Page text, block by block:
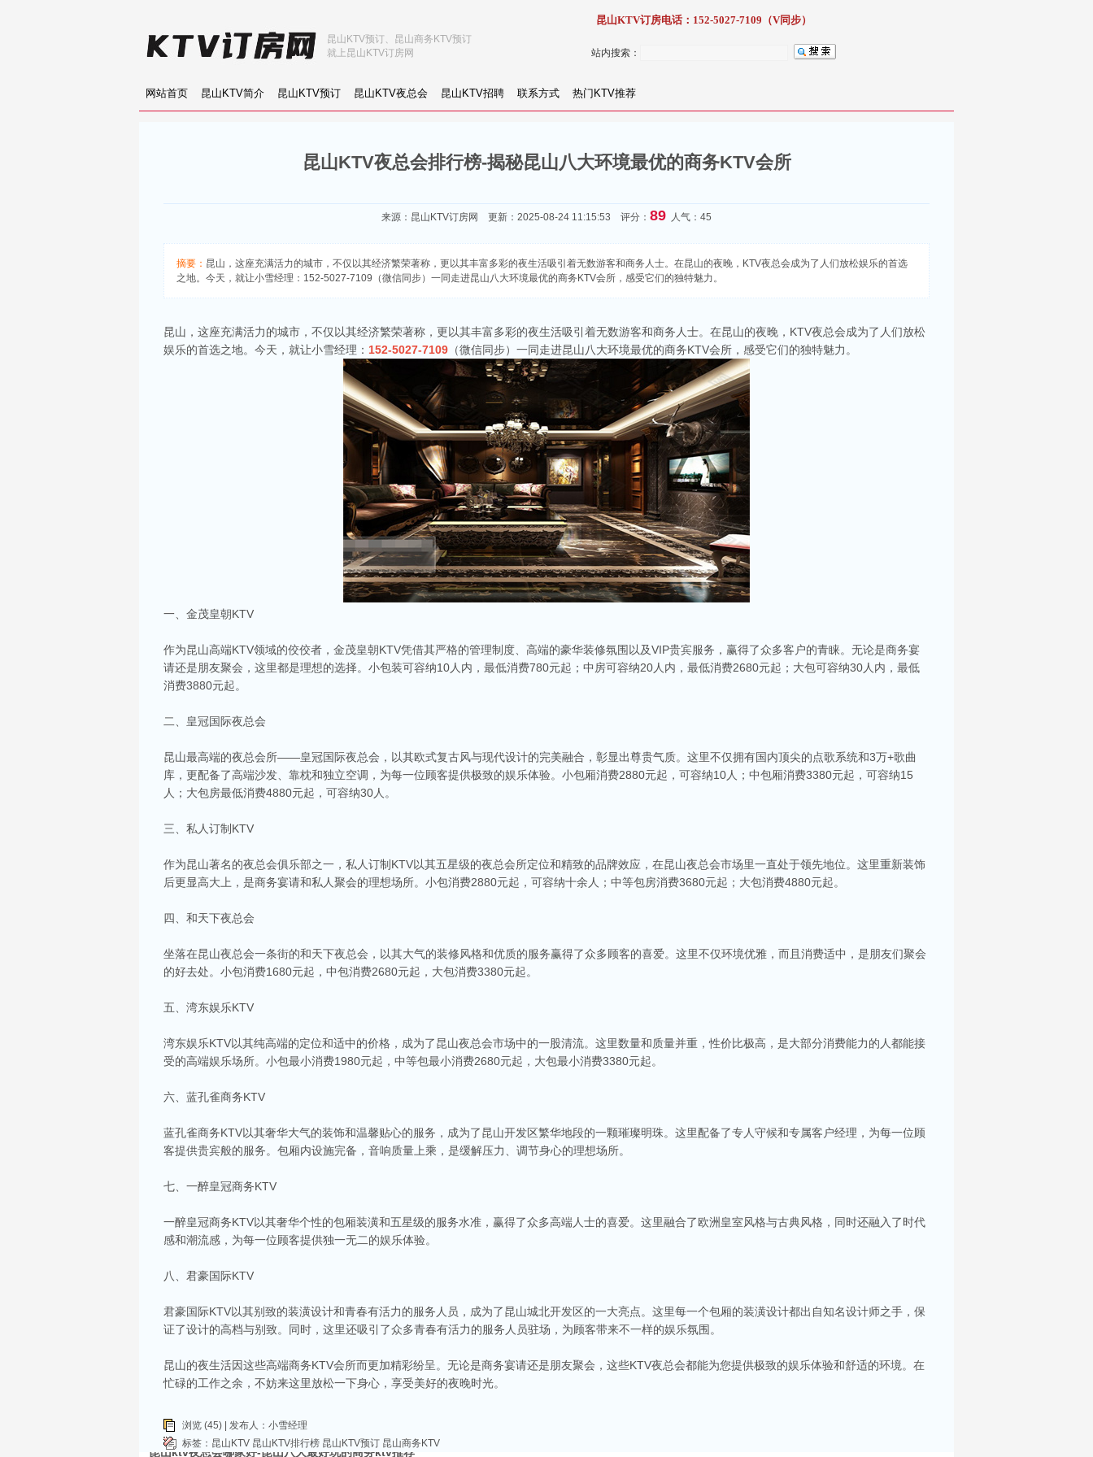
站内搜索：
网站首页 昆山KTV简介 昆山KTV预订 昆山KTV夜总会 昆山KTV招聘 联系方式 热门KTV推荐
昆山KTV预订、昆山商务KTV预订
就上昆山KTV订房网
昆山KTV订房电话：152-5027-7109（V同步）
相关推荐
昆山天外天KTV以其优雅的环境和周到的服务著称。这里不仅拥有现代的音响设备和豪华的装修，还有专业的调酒师和服务人员全程为你服务。每间包房都配备了大屏幕投影及高质量音
昆山ktv哪个比较好-昆山八大比较好的ktv娱乐会所推荐
昆山，一座充满活力与魅力的城市，以其丰富的美食、独特的文化和而闻名。如果你想要体验一场嗨翻天的夜晚，KTV绝对是不可或缺的选择。在昆山，有许多高端KTV会所可供选择，
昆山市区周边有哪些好玩的ktv-昆山五大高端ktv排名
KTV排名，带你领略一下这其中的魅力！
昆山ktv夜总会哪家好-昆山八大最好玩的商务ktv推荐
昆山KTV夜总会排行榜-揭秘昆山八大环境最优的商务KTV会所
来源： 昆山KTV订房网 更新：2025-08-24 11:15:53 评分： 89 人气：45
摘要： 昆山，这座充满活力的城市，不仅以其经济繁荣著称，更以其丰富多彩的夜生活吸引着无数游客和商务人士。在昆山的夜晚，KTV夜总会成为了人们放松娱乐的首选
之地。今天，就让小雪经理：152-5027-7109（微信同步）一同走进昆山八大环境最优的商务KTV会所，感受它们的独特魅力。
昆山，这座充满活力的城市，不仅以其经济繁荣著称，更以其丰富多彩的夜生活吸引着无数游客和商务人士。在昆山的夜晚，KTV夜总会成为了人们放松
娱乐的首选之地。今天，就让小雪经理： 152-5027-7109 （微信同步）一同走进昆山八大环境最优的商务KTV会所，感受它们的独特魅力。
一、金茂皇朝KTV
作为昆山高端KTV领域的佼佼者，金茂皇朝KTV凭借其严格的管理制度、高端的豪华装修氛围以及VIP贵宾服务，赢得了众多客户的青睐。无论是商务宴
请还是朋友聚会，这里都是理想的选择。小包装可容纳10人内，最低消费780元起；中房可容纳20人内，最低消费2680元起；大包可容纳30人内，最低
消费3880元起。
二、皇冠国际夜总会
昆山最高端的夜总会所——皇冠国际夜总会，以其欧式复古风与现代设计的完美融合，彰显出尊贵气质。这里不仅拥有国内顶尖的点歌系统和3万+歌曲
库，更配备了高端沙发、靠枕和独立空调，为每一位顾客提供极致的娱乐体验。小包厢消费2880元起，可容纳10人；中包厢消费3380元起，可容纳15
人；大包房最低消费4880元起，可容纳30人。
三、私人订制KTV
作为昆山著名的夜总会俱乐部之一，私人订制KTV以其五星级的夜总会所定位和精致的品牌效应，在昆山夜总会市场里一直处于领先地位。这里重新装饰
后更显高大上，是商务宴请和私人聚会的理想场所。小包消费2880元起，可容纳十余人；中等包房消费3680元起；大包消费4880元起。
四、和天下夜总会
坐落在昆山夜总会一条街的和天下夜总会，以其大气的装修风格和优质的服务赢得了众多顾客的喜爱。这里不仅环境优雅，而且消费适中，是朋友们聚会
的好去处。小包消费1680元起，中包消费2680元起，大包消费3380元起。
五、湾东娱乐KTV
湾东娱乐KTV以其纯高端的定位和适中的价格，成为了昆山夜总会市场中的一股清流。这里数量和质量并重，性价比极高，是大部分消费能力的人都能接
受的高端娱乐场所。小包最小消费1980元起，中等包最小消费2680元起，大包最小消费3380元起。
六、蓝孔雀商务KTV
蓝孔雀商务KTV以其奢华大气的装饰和温馨贴心的服务，成为了昆山开发区繁华地段的一颗璀璨明珠。这里配备了专人守候和专属客户经理，为每一位顾
客提供贵宾般的服务。包厢内设施完备，音响质量上乘，是缓解压力、调节身心的理想场所。
七、一醉皇冠商务KTV
一醉皇冠商务KTV以其奢华个性的包厢装潢和五星级的服务水准，赢得了众多高端人士的喜爱。这里融合了欧洲皇室风格与古典风格，同时还融入了时代
感和潮流感，为每一位顾客提供独一无二的娱乐体验。
八、君豪国际KTV
君豪国际KTV以其别致的装潢设计和青春有活力的服务人员，成为了昆山城北开发区的一大亮点。这里每一个包厢的装潢设计都出自知名设计师之手，保
证了设计的高档与别致。同时，这里还吸引了众多青春有活力的服务人员驻场，为顾客带来不一样的娱乐氛围。
昆山的夜生活因这些高端商务KTV会所而更加精彩纷呈。无论是商务宴请还是朋友聚会，这些KTV夜总会都能为您提供极致的娱乐体验和舒适的环境。在
忙碌的工作之余，不妨来这里放松一下身心，享受美好的夜晚时光。
浏览 (45) | 发布人：小雪经理
标签： 昆山KTV 昆山KTV排行榜 昆山KTV预订 昆山商务KTV